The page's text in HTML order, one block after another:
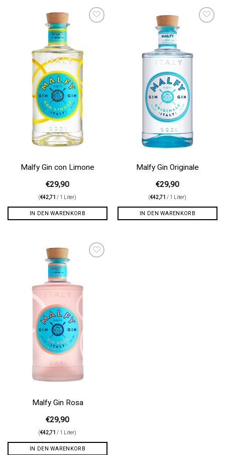
Malfy Gin con Limone
€29,90
(€42,71 / 1 Liter)
IN DEN WARENKORB
Malfy Gin Originale
€29,90
(€42,71 / 1 Liter)
IN DEN WARENKORB
Malfy Gin Rosa
€29,90
(€42,71 / 1 Liter)
IN DEN WARENKORB